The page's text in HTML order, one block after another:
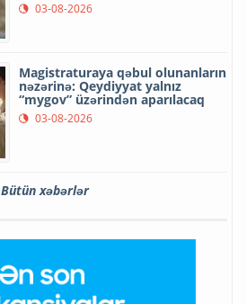
03-08-2026
Magistraturaya qəbul olunanların
nəzərinə: Qeydiyyat yalnız
“mygov” üzərindən aparılacaq
03-08-2026
Bütün xəbərlər